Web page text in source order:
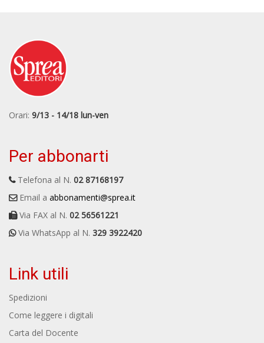
Orari: 9/13 - 14/18 lun-ven
Per abbonarti
Telefona al N. 02 87168197
Email a abbonamenti@sprea.it
Via FAX al N. 02 56561221
Via WhatsApp al N. 329 3922420
Link utili
Spedizioni
Come leggere i digitali
Carta del Docente